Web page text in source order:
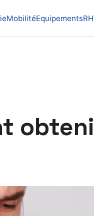
MobilitéEquipementsRH